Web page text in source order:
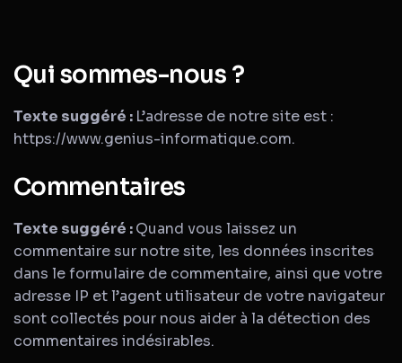
Qui sommes-nous ?
Texte suggéré : L’adresse de notre site est :
https://www.genius-informatique.com.
Commentaires
Texte suggéré :Quand vous laissez un
commentaire sur notre site, les données inscrites
dans le formulaire de commentaire, ainsi que votre
adresse IP et l’agent utilisateur de votre navigateur
sont collectés pour nous aider à la détection des
commentaires indésirables.